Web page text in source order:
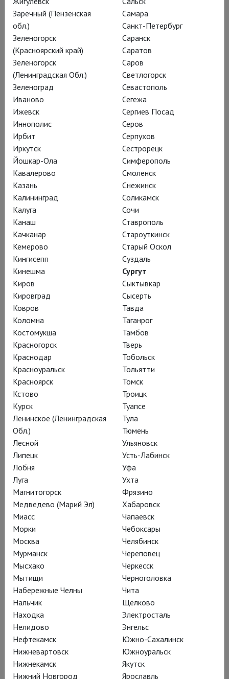
Глобус: Генрих VIII
Смотреть за 2 500 ₽
Время непохожих
Время непохожих. Серия 1 «Я поведу тебя в
музей»
Время непохожих. Серия 2 «Москва варила
суп из всех из нас»
Время непохожих. Серия 3 «В ту же реку»
Время непохожих. Серия 4 «Ошпаренные»
Время непохожих. Серия 5 «Женщина умеет
оживить экспозицию»
Смотреть за 850 ₽
Искусство возможного
Заречный (Пензенская
обл.)
Зеленогорск
(Красноярский край)
Зеленогорск
(Ленинградская Обл.)
Зеленоград
Иваново
Ижевск
Иннополис
Ирбит
Иркутск
Йошкар-Ола
Кавалерово
Казань
Калининград
Калуга
Канаш
Качканар
Кемерово
Кингисепп
Кинешма
Киров
Кировград
Ковров
Коломна
Костомукша
Красногорск
Краснодар
Красноуральск
Красноярск
Кстово
Курск
Ленинское (Ленинградская
Обл.)
Лесной
Липецк
Лобня
Луга
Магнитогорск
Медведево (Марий Эл)
Миасс
Морки
Москва
Мурманск
Мысхако
Мытищи
Набережные Челны
Нальчик
Находка
Нелидово
Нефтекамск
Нижневартовск
Нижнекамск
Нижний Новгород
Самара
Санкт-Петербург
Саранск
Саратов
Саров
Светлогорск
Севастополь
Сегежа
Сергиев Посад
Серов
Серпухов
Сестрорецк
Симферополь
Смоленск
Снежинск
Соликамск
Сочи
Ставрополь
Староуткинск
Старый Оскол
Суздаль
Сургут
Сыктывкар
Сысерть
Тавда
Таганрог
Тамбов
Тверь
Тобольск
Тольятти
Томск
Троицк
Туапсе
Тула
Тюмень
Ульяновск
Усть-Лабинск
Уфа
Ухта
Фрязино
Хабаровск
Чапаевск
Чебоксары
Челябинск
Череповец
Черкесск
Черноголовка
Чита
Щёлково
Электросталь
Энгельс
Южно-Сахалинск
Южноуральск
Якутск
Ярославль